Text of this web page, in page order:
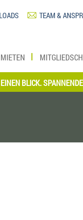
TEAM &
MIETEN
SPANNENDE